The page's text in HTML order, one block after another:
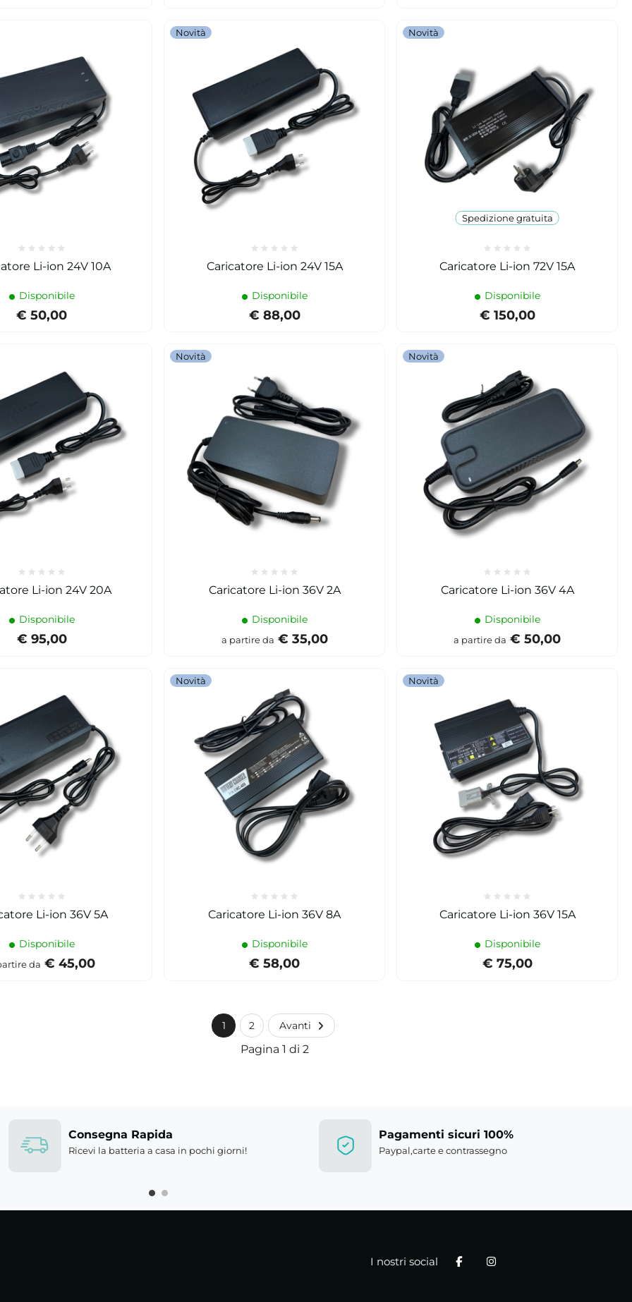
Li-ion 24V 10A
Disponibile
€ 50,00
Novità
Caricatore Li-ion 24V 15A
Disponibile
€ 88,00
Spedizione gratuita
Novità
Caricatore Li-ion 72V 15A
Disponibile
€ 150,00
Li-ion 24V 20A
Disponibile
€ 95,00
Novità
Caricatore Li-ion 36V 2A
Disponibile
a partire da € 35,00
Novità
Caricatore Li-ion 36V 4A
Disponibile
a partire da € 50,00
Li-ion 36V 5A
Disponibile
da € 45,00
Novità
Caricatore Li-ion 36V 8A
Disponibile
€ 58,00
Novità
Caricatore Li-ion 36V 15A
Disponibile
€ 75,00
1 2 Avanti
Pagina 1 di 2
Consegna Rapida
Ricevi la batteria a casa in pochi giorni!
Pagamenti sicuri 100%
Paypal,carte e contrassegno
I nostri social